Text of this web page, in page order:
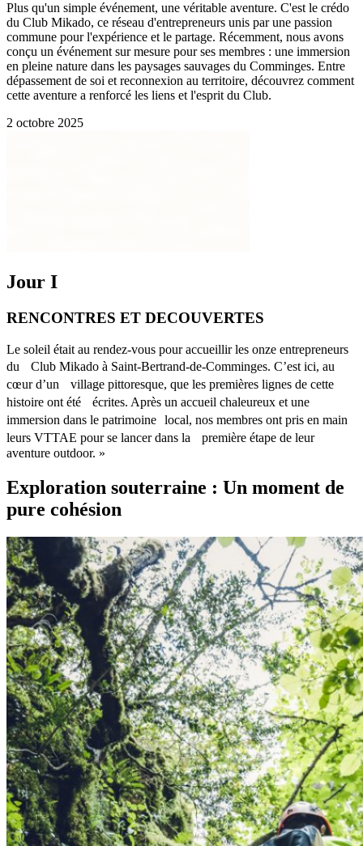
Plus qu'un simple événement, une véritable aventure. C'est le crédo
du Club Mikado, ce réseau d'entrepreneurs unis par une passion
commune pour l'expérience et le partage. Récemment, nous avons
conçu un événement sur mesure pour ses membres : une immersion
en pleine nature dans les paysages sauvages du Comminges. Entre
dépassement de soi et reconnexion au territoire, découvrez comment
cette aventure a renforcé les liens et l'esprit du Club.
2 octobre 2025
Jour I
RENCONTRES ET DECOUVERTES
Le soleil était au rendez-vous pour accueillir les onze entrepreneurs
du Club Mikado à Saint-Bertrand-de-Comminges. C’est ici, au
cœur d’un village pittoresque, que les premières lignes de cette
histoire ont été écrites. Après un accueil chaleureux et une
immersion dans le patrimoine local, nos membres ont pris en main
leurs VTTAE pour se lancer dans la première étape de leur
aventure outdoor. »
Exploration souterraine : Un moment de
pure cohésion